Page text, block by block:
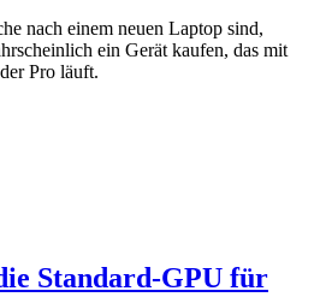
nach einem neuen Laptop sind,
ein Gerät kaufen, das mit
Pro läuft.
Standard-GPU für